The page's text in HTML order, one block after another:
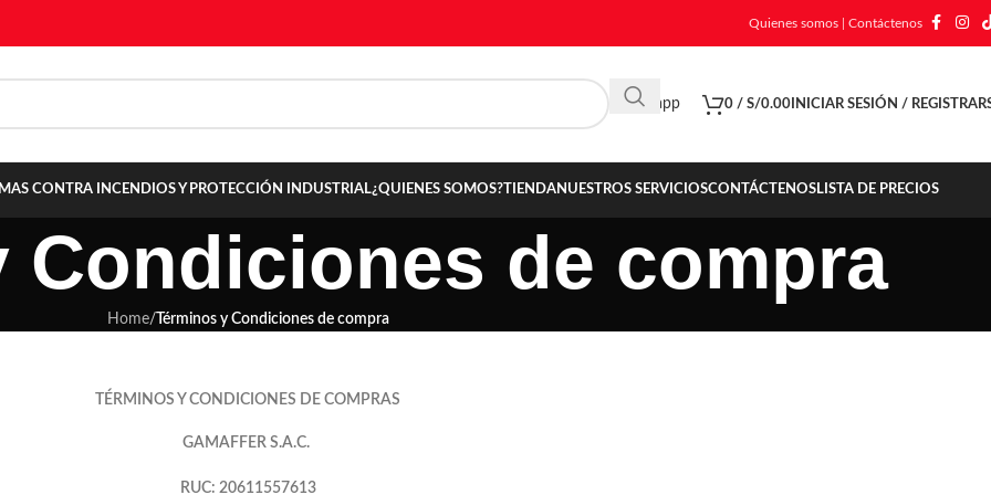
Quienes somos Contáctenos
Whatsapp 0 / S/0.00 INICIAR SESIÓN /
CONTRA INCENDIOS Y PROTECCIÓN INDUSTRIAL¿QUIENES SOMOS?TIENDANUESTROS SERVICIOSCONTÁCTENOSLISTA DE PRECIOS
Condiciones de compra
Home/ Términos y Condiciones de compra
TÉRMINOS Y CONDICIONES DE COMPRAS
GAMAFFER S.A.C.
RUC: 20611557613